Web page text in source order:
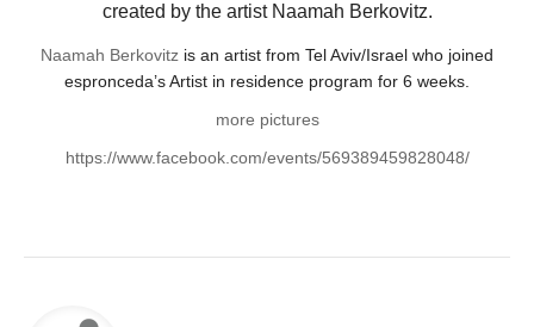
created by the artist Naamah Berkovitz.
Naamah Berkovitz is an artist from Tel Aviv/Israel who joined
espronceda’s Artist in residence program for 6 weeks.
more pictures
https://www.facebook.com/events/569389459828048/